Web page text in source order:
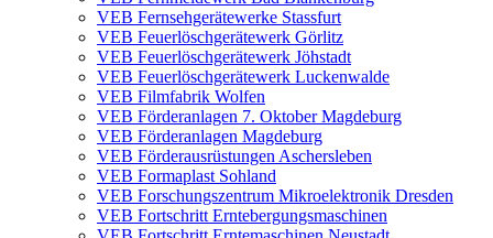
VEB Fernsehgerätewerke Stassfurt
VEB Feuerlöschgerätewerk Görlitz
VEB Feuerlöschgerätewerk Jöhstadt
VEB Feuerlöschgerätewerk Luckenwalde
VEB Filmfabrik Wolfen
VEB Förderanlagen 7. Oktober Magdeburg
VEB Förderanlagen Magdeburg
VEB Förderausrüstungen Aschersleben
VEB Formaplast Sohland
VEB Forschungszentrum Mikroelektronik Dresden
VEB Fortschritt Erntebergungsmaschinen